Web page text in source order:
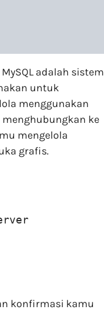
adalah sistem
untuk
menggunakan
menghubungkan ke
mengelola
grafis.
konfirmasi kamu